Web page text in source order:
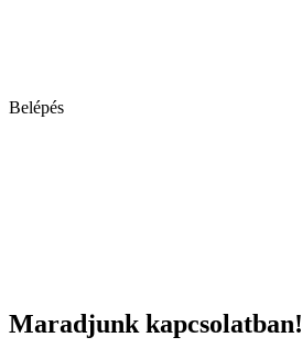
Belépés
Maradjunk kapcsolatban!